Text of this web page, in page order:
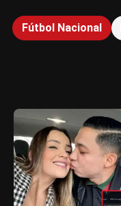
Fútbol Nacional